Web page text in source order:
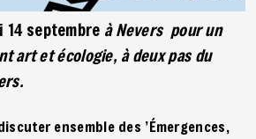
14 septembre à Nevers pour un
art et écologie, à deux pas du
ensemble des ’Émergences,